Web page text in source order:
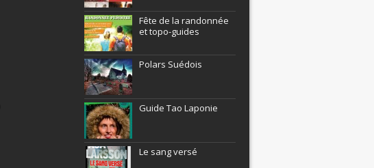
Fête de la randonnée
et topo-guides
Polars Suédois
Guide Tao Laponie
Le sang versé